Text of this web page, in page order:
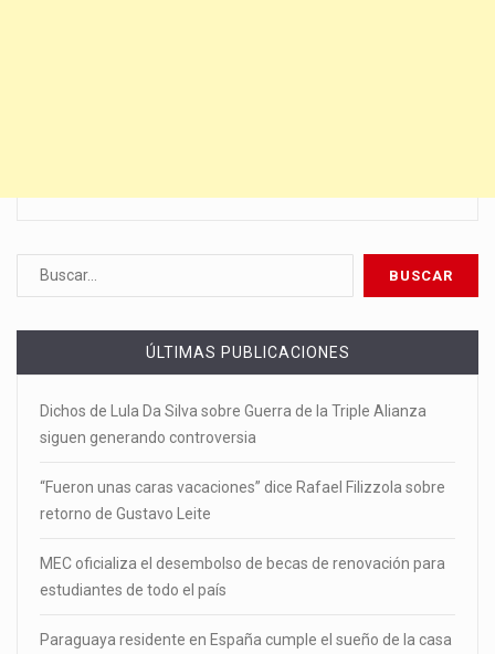
ÚLTIMAS PUBLICACIONES
Dichos de Lula Da Silva sobre Guerra de la Triple Alianza
siguen generando controversia
“Fueron unas caras vacaciones” dice Rafael Filizzola sobre
retorno de Gustavo Leite
MEC oficializa el desembolso de becas de renovación para
estudiantes de todo el país
Paraguaya residente en España cumple el sueño de la casa